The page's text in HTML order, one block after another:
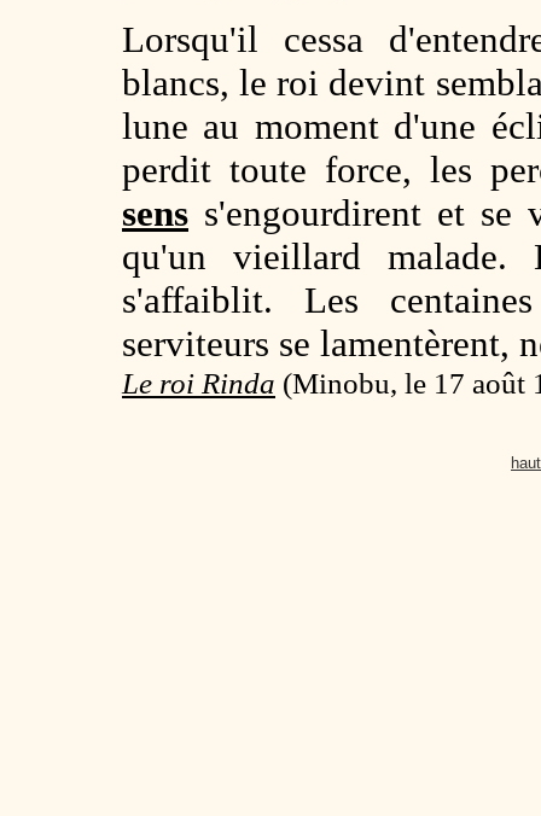
Lorsqu'il cessa
blancs, le roi devint
lune au moment d'une
perdit toute force, les
sens s'engourdirent et
qu'un vieillard
s'affaiblit. Les
serviteurs se lamentèrent,
Le roi Rinda (Minobu, le 17 août